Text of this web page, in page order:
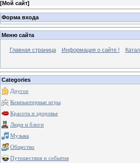
[Мой сайт]
Форма входа
Меню сайта
Главная страница Информация о сайте !
Categories
Другое
Компьютерные игры
Красота и здоровье
Люди и блоги
Музыка
Общество
Путешествия и события